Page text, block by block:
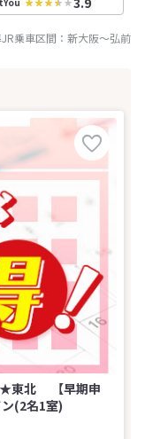
乗車区間： 新大阪～弘前
★東北 【早期申
(2名1室)